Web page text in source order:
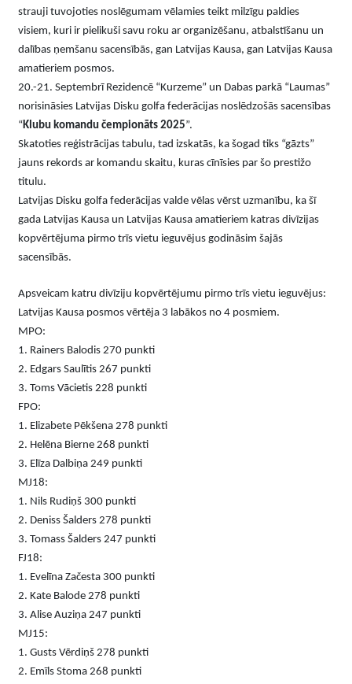
strauji tuvojoties noslēgumam vēlamies teikt milzīgu paldies
visiem, kuri ir pielikuši savu roku ar organizēšanu, atbalstīšanu un
dalības ņemšanu sacensībās, gan Latvijas Kausa, gan Latvijas Kausa
amatieriem posmos.
20.-21. Septembrī Rezidencē “Kurzeme” un Dabas parkā “Laumas”
norisināsies Latvijas Disku golfa federācijas noslēdzošās sacensības
“Klubu komandu čempionāts 2025”.
Skatoties reģistrācijas tabulu, tad izskatās, ka šogad tiks “gāzts”
jauns rekords ar komandu skaitu, kuras cīnīsies par šo prestižo
titulu.
Latvijas Disku golfa federācijas valde vēlas vērst uzmanību, ka šī
gada Latvijas Kausa un Latvijas Kausa amatieriem katras divīzijas
kopvērtējuma pirmo trīs vietu ieguvējus godināsim šajās
sacensībās.
Apsveicam katru divīziju kopvērtējumu pirmo trīs vietu ieguvējus:
Latvijas Kausa posmos vērtēja 3 labākos no 4 posmiem.
MPO:
1. Rainers Balodis 270 punkti
2. Edgars Saulītis 267 punkti
3. Toms Vācietis 228 punkti
FPO:
1. Elizabete Pēkšena 278 punkti
2. Helēna Bierne 268 punkti
3. Elīza Dalbiņa 249 punkti
MJ18:
1. Nils Rudiņš 300 punkti
2. Deniss Šalders 278 punkti
3. Tomass Šalders 247 punkti
FJ18:
1. Evelīna Začesta 300 punkti
2. Kate Balode 278 punkti
3. Alise Auziņa 247 punkti
MJ15:
1. Gusts Vērdiņš 278 punkti
2. Emīls Stoma 268 punkti